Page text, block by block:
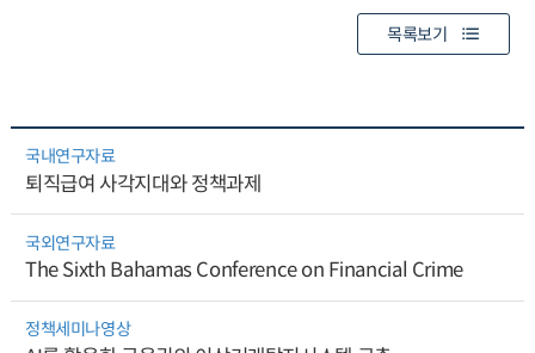
목록보기
국내연구자료
퇴직급여 사각지대와 정책과제
국외연구자료
The Sixth Bahamas Conference on Financial Crime
정책세미나영상